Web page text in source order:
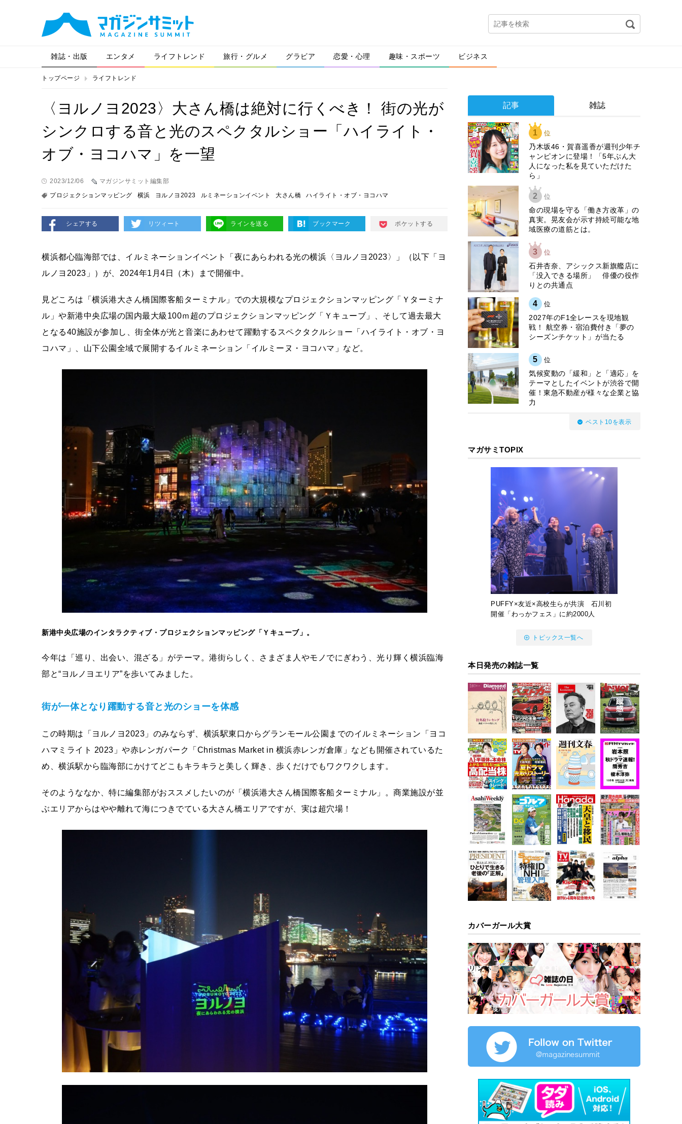
雑誌・出版 エンタメ ライフトレンド 旅行・グルメ グラビア 恋愛・心理 趣味・スポーツ ビジネス
トップページ ライフトレンド
〈ヨルノヨ2023〉⼤さん橋は絶対に行くべき！ 街の光が
シンクロする音と光のスペクタルショー「ハイライト・
オブ・ヨコハマ」を一望
2023/12/06
マガジンサミット編集部
プロジェクションマッピング
横浜 ヨルノヨ2023 ルミネーションイベント 大さん橋 ハイライト・オブ・ヨコハマ
シェアする リツィート ラインを送る ブックマーク ポケットする
横浜都⼼臨海部では、イルミネーションイベント「夜にあらわれる光の横浜〈ヨルノヨ2023〉」（以下「ヨ
ルノヨ2023」）が、2024年1⽉4⽇（⽊）まで開催中。
見どころは「横浜港⼤さん橋国際客船ターミナル」での⼤規模なプロジェクションマッピング「Ｙターミナ
ル」や新港中央広場の国内最⼤級100ｍ超のプロジェクションマッピング「Ｙキューブ」、そして過去最大
となる40施設が参加し、街全体が光と⾳楽にあわせて躍動するスペクタクルショー「ハイライト・オブ・ヨ
コハマ」、⼭下公園全域で展開するイルミネーション「イルミーヌ・ヨコハマ」など。
新港中央広場のインタラクティブ・プロジェクションマッピング「Ｙキューブ」。
今年は「巡り、出会い、混ざる」がテーマ。港街らしく、さまざま人やモノでにぎわう、光り輝く横浜臨海
部と“ヨルノヨエリア”を歩いてみました。
街が一体となり躍動する音と光のショーを体感
この時期は「ヨルノヨ2023」のみならず、横浜駅東口からグランモール公園までのイルミネーション「ヨコ
ハマミライト 2023」や赤レンガパーク「Christmas Market in 横浜赤レンガ倉庫」なども開催されているた
め、横浜駅から臨海部にかけてどこもキラキラと美しく輝き、歩くだけでもワクワクします。
そのようななか、特に編集部がおススメしたいのが「横浜港⼤さん橋国際客船ターミナル」。商業施設が並
ぶエリアからはやや離れて海につきでている大さん橋エリアですが、実は超穴場！
記事 雑誌
1 位
乃木坂46・賀喜遥香が週刊少年チ
ャンピオンに登場！「5年ぶん大
人になった私を見ていただけた
ら」
2 位
​命の現場を守る「働き方改革」の
真実。晃友会が示す持続可能な地
域医療の道筋とは。
3 位
石井杏奈、アシックス新旗艦店に
「没入できる場所」 俳優の役作
りとの共通点
4 位
2027年のF1全レースを現地観
戦！ 航空券・宿泊費付き「夢の
シーズンチケット」が当たる
5 位
気候変動の「緩和」と「適応」を
テーマとしたイベントが渋谷で開
催！東急不動産が様々な企業と協
力
ベスト10を表示
マガサミTOPIX
PUFFY×友近×高校生らが共演 石川初
開催「わっかフェス」に約2000人
トピックス一覧へ
本日発売の雑誌一覧
カバーガール大賞